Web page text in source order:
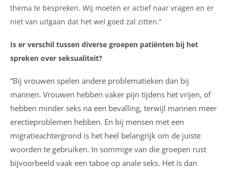
thema te bespreken. Wij moeten er actief naar vragen en er
niet van uitgaan dat het wel goed zal zitten.”
Is er verschil tussen diverse groepen patiënten bij het
spreken over seksualiteit?
“Bij vrouwen spelen andere problematieken dan bij
mannen. Vrouwen hebben vaker pijn tijdens het vrijen, of
hebben minder seks na een bevalling, terwijl mannen meer
erectieproblemen hebben. En bij mensen met een
migratieachtergrond is het heel belangrijk om de juiste
woorden te gebruiken. In sommige van die groepen rust
bijvoorbeeld vaak een taboe op anale seks. Het is dan